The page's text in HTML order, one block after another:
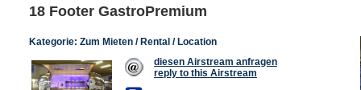
18 Footer GastroPremium
Kategorie: Zum Mieten / Rental / Location
diesen Airstream anfragen
reply to this Airstream